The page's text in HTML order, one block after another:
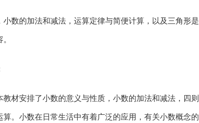
小数的加法和减法，运算定律与简便计算，以及三角形是
教材安排了小数的意义与性质，小数的加法和减法，四则
算。小数在日常生活中有着广泛的应用，有关小数概念的